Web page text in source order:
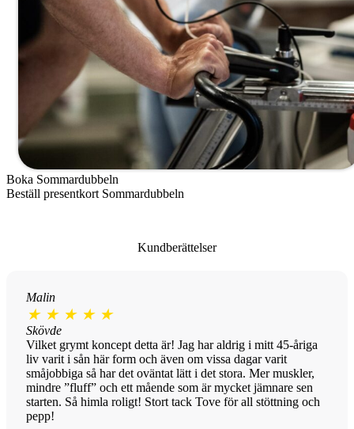
Boka Sommardubbeln
Beställ presentkort Sommardubbeln
Kundberättelser
Malin
★ ★ ★ ★ ★
Skövde
Vilket grymt koncept detta är! Jag har aldrig i mitt 45-åriga
liv varit i sån här form och även om vissa dagar varit
småjobbiga så har det oväntat lätt i det stora. Mer muskler,
mindre ”fluff” och ett mående som är mycket jämnare sen
starten. Så himla roligt! Stort tack Tove för all stöttning och
pepp!